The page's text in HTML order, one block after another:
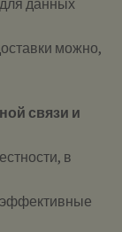
данных
можно,
связи и
в
эффективные